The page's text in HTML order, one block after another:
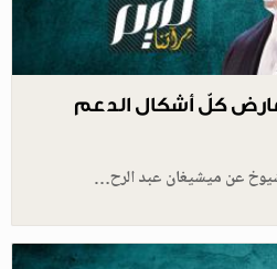
كلّ أشكال الدعم
عن ميشيغان عبد الرح…